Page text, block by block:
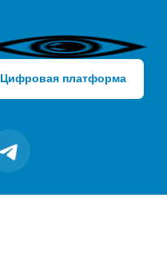
Цифровая платформа